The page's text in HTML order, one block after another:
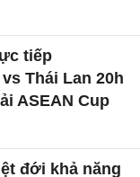
tiếp
Thái Lan 20h
ASEAN Cup
đới khả năng